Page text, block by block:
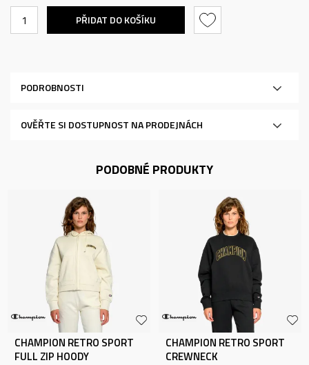
PŘIDAT DO KOŠÍKU
PODROBNOSTI
OVĚŘTE SI DOSTUPNOST NA PRODEJNÁCH
PODOBNÉ PRODUKTY
CHAMPION RETRO SPORT
FULL ZIP HOODY
CHAMPION RETRO SPORT
CREWNECK